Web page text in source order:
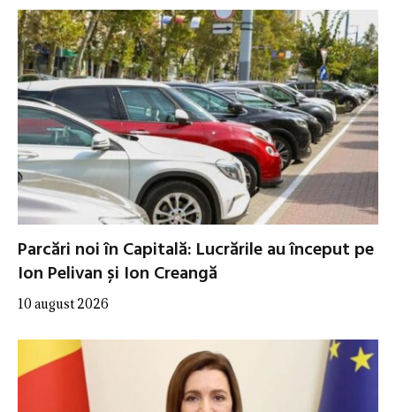
Parcări noi în Capitală: Lucrările au început pe
Ion Pelivan și Ion Creangă
10 august 2026